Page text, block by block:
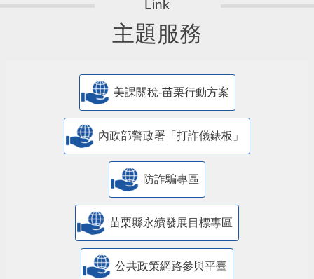
主題服務
美課關稅-苗栗行動方案
內政部警政署「打詐儀錶板」
防詐騙專區
苗栗縣永續發展目標專區
公共政策網路參與平臺